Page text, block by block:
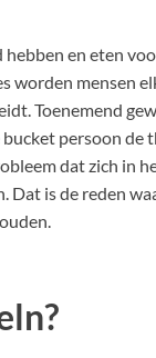
hebben en eten
worden mensen
Toenemend
persoon
dat zich in
Dat is de reden